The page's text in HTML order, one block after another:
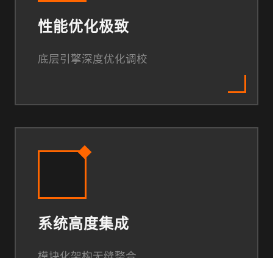
性能优化极致
底层引擎深度优化调校
系统高度集成